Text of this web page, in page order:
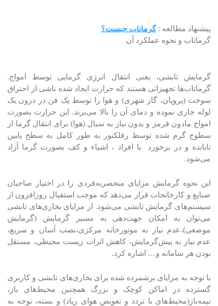
پیشنهاد مطالعه : گرماتاب چیست؟
گرماتاب‌ و نحوه عملکرد آن
گرمایش تابشی، یعنی انتقال انرژی گرمایی توسط امواج.
گرماتاب‌ها تجهیزاتی هستند که حرارت ایجاد شده ناشی از احتراق
سوخت (پروپان، گاز شهری) و هوا را توسط یک فن در درون یک
لوله جاری نموده و دمای آن را بالا می‌برند. این حرارت بصورت
امواج مادون قرمز و بدون نیاز به سیال (هوا) برای انتقال گرما از
سطوح گرم شده توسط رفلکتور به طور کامل به سطح پایین
تابانده و در برخورد با افراد ، اشیاء و کف بصورت گرما آزاد
می‌شود.
این نحوه گرمایش مزایای منحصر‌به‌فردی را در اختیار صاحبان
صنایع و کارخانجات قرار می‌دهد که موجب استقبال روزافزون از
سیستم‌های گرمایش تابشی می‌شود. از مزایای بخاری‌های تابشی
می‌توان به امکان جهت‌دهی به مسیر گرمایش (گرمایش
موضعی)،عدم نیاز به موتورخانه مرکزی،نصب آسان و سریع،
عدم نیاز به پیش‌گرمایش، کاهش اثرات زیست محیطی، مستقل
بودن هر سامانه و… اشاره کرد.
با توجه به مزایای برشمرده شده برای بخاری‌های تابشی و کاربری
گسترده در اماکن کوچک و بزرگ همچنین محیط‌های باز،
نیمه‌باز(محیط‌های با تردد و تعویض هوای زیاد) و بسته، توجه به